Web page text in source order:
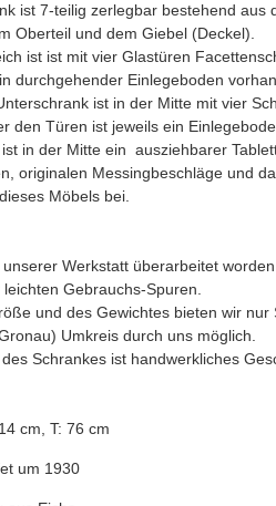
ist 7-teilig zerlegbar bestehend
Oberteil und dem Giebel (Deckel).
ist ist mit vier Glastüren
durchgehender Einlegeboden
ist in der Mitte mit vier
den Türen ist jeweils ein
in der Mitte ein ausziehbarer
originalen Messingbeschläge und
Möbels bei.
unserer Werkstatt überarbeitet
Gebrauchs-Spuren.
und des Gewichtes bieten wir
Umkreis durch uns möglich.
Schrankes ist handwerkliches
cm, T: 76 cm